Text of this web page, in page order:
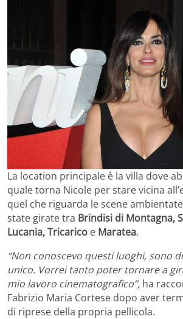
La location principale è la villa dove
quale torna Nicole per stare vicina
quel che riguarda le scene
state girate tra Brindisi di Montagna,
Lucania, Tricarico e Maratea.
“Non conoscevo questi luoghi, sono
unico. Vorrei tanto poter tornare a
mio lavoro cinematografico”, ha
Fabrizio Maria Cortese dopo aver
di riprese della propria pellicola.